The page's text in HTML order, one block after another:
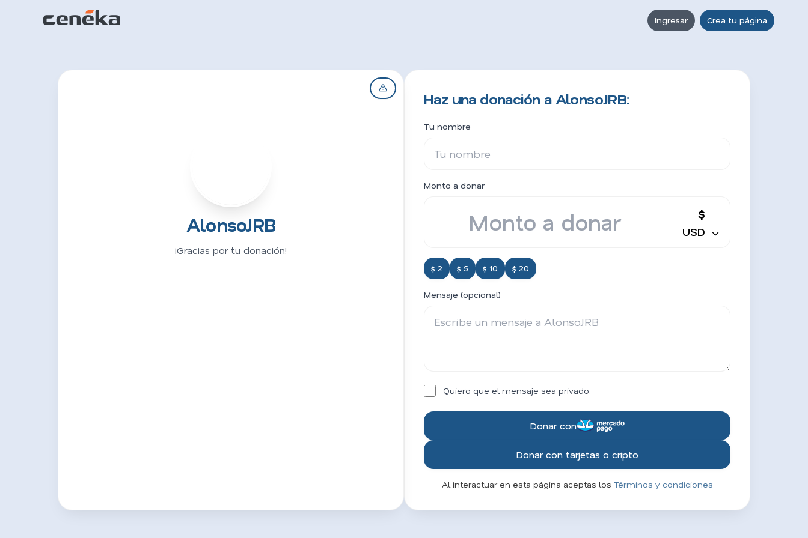
Ingresar Crea tu página
AlonsoJRB
¡Gracias por tu donación!
Haz una donación a AlonsoJRB:
Tu nombre
Monto a donar
$
USD
$ 2 $ 5 $ 10 $ 20
Mensaje (opcional)
Quiero que el mensaje sea privado.
Donar con
Donar con tarjetas o cripto
Al interactuar en esta página aceptas los Términos y condiciones